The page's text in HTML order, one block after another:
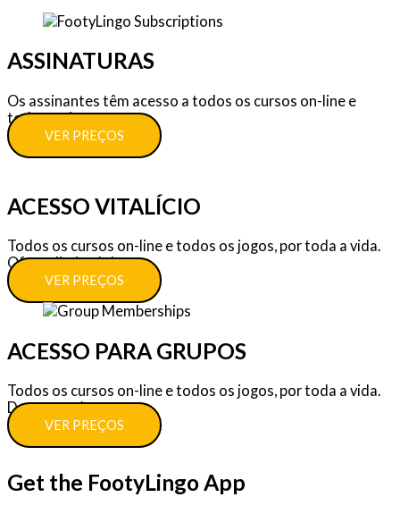
ASSINATURAS
Os assinantes têm acesso a todos os cursos on-line e
todos os jogos.
VER PREÇOS
ACESSO VITALÍCIO
Todos os cursos on-line e todos os jogos, por toda a vida.
Oferta limitada!
VER PREÇOS
ACESSO PARA GRUPOS
Todos os cursos on-line e todos os jogos, por toda a vida.
Descontos!
VER PREÇOS
Get the FootyLingo App